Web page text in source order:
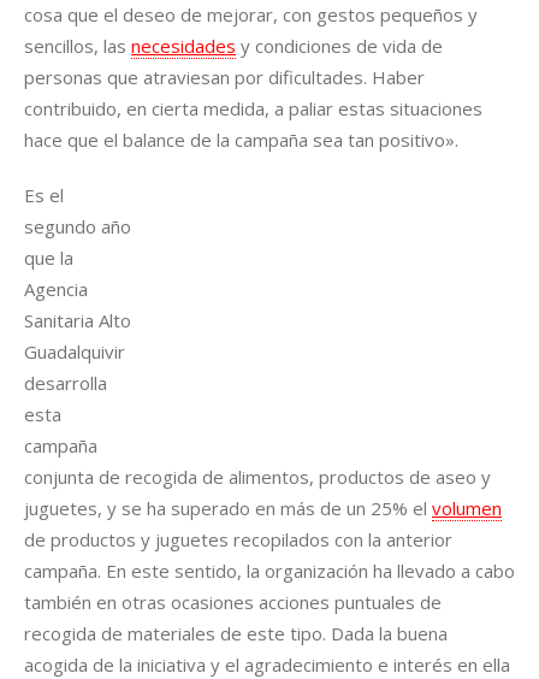
cosa que el deseo de mejorar, con gestos pequeños y
sencillos, las necesidades y condiciones de vida de
personas que atraviesan por dificultades. Haber
contribuido, en cierta medida, a paliar estas situaciones
hace que el balance de la campaña sea tan positivo».
Es el
segundo año
que la
Agencia
Sanitaria Alto
Guadalquivir
desarrolla
esta
campaña
conjunta de recogida de alimentos, productos de aseo y
juguetes, y se ha superado en más de un 25% el volumen
de productos y juguetes recopilados con la anterior
campaña. En este sentido, la organización ha llevado a cabo
también en otras ocasiones acciones puntuales de
recogida de materiales de este tipo. Dada la buena
acogida de la iniciativa y el agradecimiento e interés en ella